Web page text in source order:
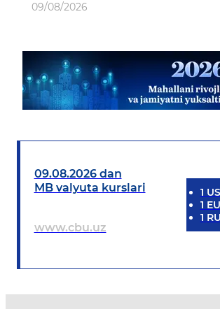
09/08/2026
09.08.2026 dan
MB valyuta kurslari
www.cbu.uz
1
1
1